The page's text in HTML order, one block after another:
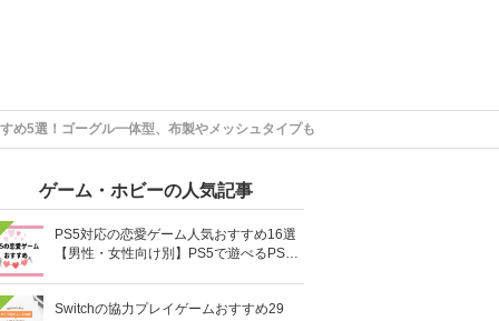
め5選！ゴーグル一体型、布製やメッシュタイプも
ゲーム・ホビーの人気記事
PS5対応の恋愛ゲーム人気おすすめ16選
【男性・女性向け別】PS5で遊べるPS4
Switchの協力プレイゲームおすすめ29